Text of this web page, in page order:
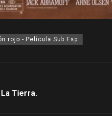
rojo - Película Sub Esp
La Tierra.